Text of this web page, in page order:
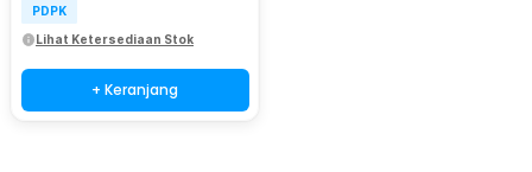
PDPK
Lihat Ketersediaan Stok
+ Keranjang